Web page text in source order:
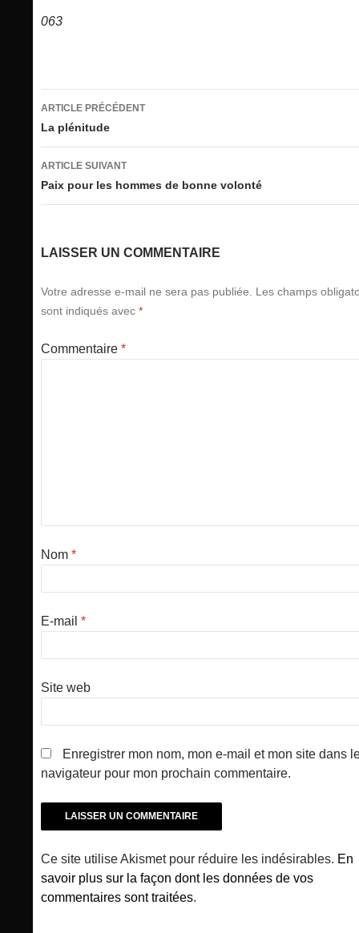
063
Navigation
des
articles
ARTICLE PRÉCÉDENT
La plénitude
ARTICLE SUIVANT
Paix pour les hommes de bonne volonté
LAISSER UN COMMENTAIRE
Votre adresse e-mail ne sera pas publiée.
Les champs
sont indiqués avec *
Commentaire *
Nom *
E-mail *
Site web
Enregistrer mon nom, mon e-mail et mon site dans
navigateur pour mon prochain commentaire.
Ce site utilise Akismet pour réduire les indésirables. En
savoir plus sur la façon dont les données de vos
commentaires sont traitées.